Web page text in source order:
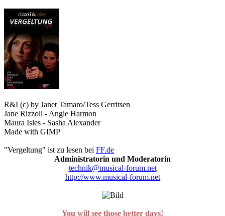
R&I (c) by Janet Tamaro/Tess Gerritsen
Jane Rizzoli - Angie Harmon
Maura Isles - Sasha Alexander
Made with GIMP
"Vergeltung" ist zu lesen bei FF.de
Administratorin und Moderatorin
technik@musical-forum.net
http://www.musical-forum.net
You will see those better days!